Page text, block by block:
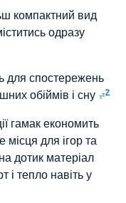
компактний вид
одразу
для спостережень
обіймів і сну
гамак економить
місця для ігор та
дотик матеріал
тепло навіть у